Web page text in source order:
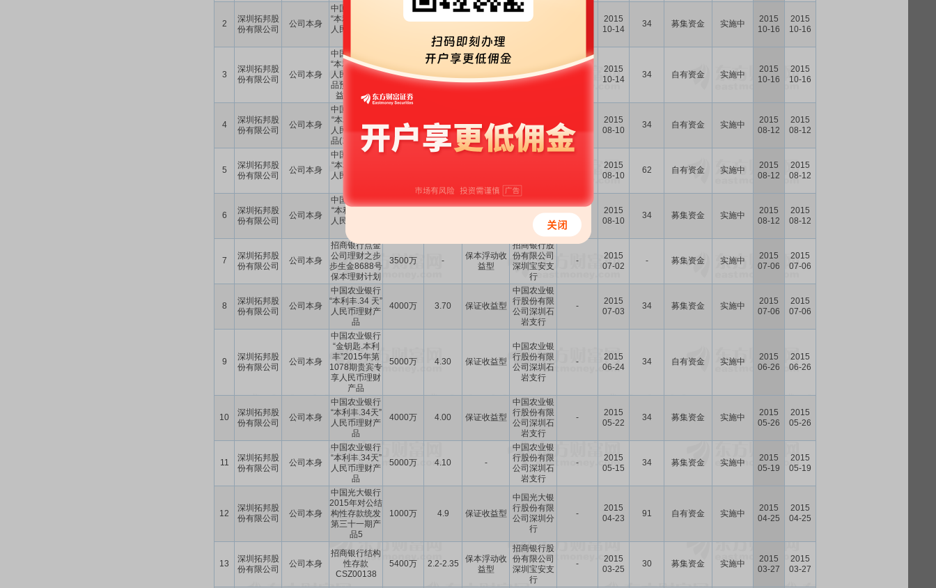
2
深圳拓邦股
份有限公司
公司本身
中国农业银行
“本利丰.34天”
人民币理财产
3000万 3.30 保证收益型
中国农业银
行股份有限
2015
10-14
34 募集资金 实施中
2015
10-16
2015
10-16
3
深圳拓邦股
份有限公司
公司本身
中国农业银行
“本利丰.34天”
人民币理财产
品预期年化收
益率3.30%
5000万 3.30 保证收益型
行股份有限
公司深圳石
2015
10-14
34 自有资金 实施中
2015
10-16
2015
10-16
4
深圳拓邦股
份有限公司
公司本身
中国农业银行
“本利丰34天”
人民币理财产
品(1000万元)
1000万 3.60 保证收益型
公司深圳石
岩支行
2015
08-10
34 自有资金 实施中
2015
08-12
2015
08-12
5
深圳拓邦股
份有限公司
公司本身
中国农业银行
“本利丰62天”
人民币理财产
中国农业银
岩支行
2015
08-10
62 自有资金 实施中
2015
08-12
2015
08-12
6
深圳拓邦股
份有限公司
公司本身
中国农业银行
“本利丰34天”
人民币理财产
中国农业银
公司深圳石
岩支行
-
2015
08-10
34 募集资金 实施中
2015
08-12
2015
08-12
7
深圳拓邦股
份有限公司
公司本身
招商银行点金
公司理财之步
步生金8688号
保本理财计划
3500万 -
保本浮动收
益型
招商银行股
份有限公司
深圳宝安支
行
-
2015
07-02
- 募集资金 实施中
2015
07-06
2015
07-06
8
深圳拓邦股
份有限公司
公司本身
中国农业银行
“本利丰.34 天”
人民币理财产
品
4000万 3.70 保证收益型
中国农业银
行股份有限
公司深圳石
岩支行
-
2015
07-03
34 募集资金 实施中
2015
07-06
2015
07-06
9
深圳拓邦股
份有限公司
公司本身
中国农业银行
“金钥匙.本利
丰”2015年第
1078期贵宾专
享人民币理财
产品
5000万 4.30 保证收益型
中国农业银
行股份有限
公司深圳石
岩支行
-
2015
06-24
34 自有资金 实施中
2015
06-26
2015
06-26
10
深圳拓邦股
份有限公司
公司本身
中国农业银行
“本利丰.34天”
人民币理财产
品
4000万 4.00 保证收益型
中国农业银
行股份有限
公司深圳石
岩支行
-
2015
05-22
34 募集资金 实施中
2015
05-26
2015
05-26
11
深圳拓邦股
份有限公司
公司本身
中国农业银行
“本利丰.34天”
人民币理财产
品
5000万 4.10 -
中国农业银
行股份有限
公司深圳石
岩支行
-
2015
05-15
34 募集资金 实施中
2015
05-19
2015
05-19
12
深圳拓邦股
份有限公司
公司本身
中国光大银行
2015年对公结
构性存款统发
第三十一期产
品5
1000万 4.9 保证收益型
中国光大银
行股份有限
公司深圳分
行
-
2015
04-23
91 自有资金 实施中
2015
04-25
2015
04-25
13
深圳拓邦股
份有限公司
公司本身
招商银行结构
性存款
CSZ00138
5400万 2.2-2.35
保本浮动收
益型
招商银行股
份有限公司
深圳宝安支
行
-
2015
03-25
30 募集资金 实施中
2015
03-27
2015
03-27